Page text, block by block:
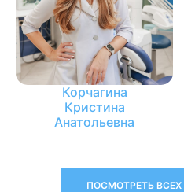
Корчагина
Кристина
Анатольевна
ПОСМОТРЕТЬ